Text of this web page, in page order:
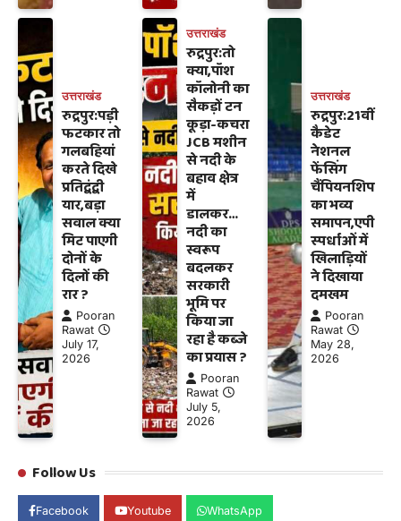
उत्तराखंड
रुद्रपुर:पड़ी
फटकार तो
गलबहियां
करते दिखे
प्रतिद्वंद्वी
यार,बड़ा
सवाल क्या
मिट पाएगी
दोनों के
दिलों की
रार ?
Pooran
Rawat
July 17,
2026
उत्तराखंड
रुद्रपुर:तो
क्या,पॉश
कॉलोनी का
सैकड़ों टन
कूड़ा-कचरा
JCB मशीन
से नदी के
बहाव क्षेत्र
में
डालकर…
नदी का
स्वरूप
बदलकर
सरकारी
भूमि पर
किया जा
रहा है कब्जे
का प्रयास ?
Pooran
Rawat
July 5,
2026
उत्तराखंड
रुद्रपुर:21वीं
कैडेट
नेशनल
फेंसिंग
चैंपियनशिप
का भव्य
समापन,एपी
स्पर्धाओं में
खिलाड़ियों
ने दिखाया
दमखम
Pooran
Rawat
May 28,
2026
Follow Us
Facebook Youtube WhatsApp